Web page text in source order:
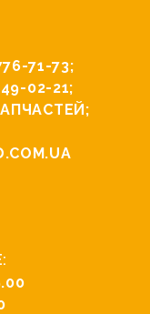
71-73;
02-21;